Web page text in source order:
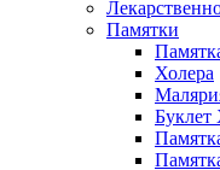
Памятки
Холера